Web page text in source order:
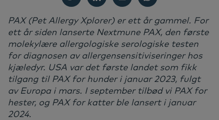
PAX (Pet Allergy Xplorer) er ett år gammel. For
ett år siden lanserte Nextmune PAX, den første
molekylære allergologiske serologiske testen
for diagnosen av allergensensitiviseringer hos
kjæledyr. USA var det første landet som fikk
tilgang til PAX for hunder i januar 2023, fulgt
av Europa i mars. I september tilbød vi PAX for
hester, og PAX for katter ble lansert i januar
2024.